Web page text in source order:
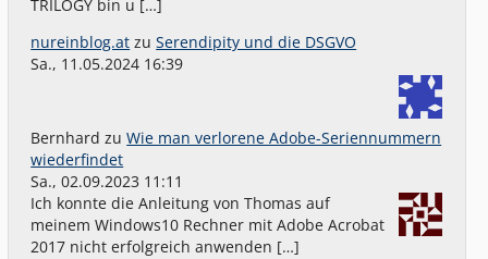
TRILOGY bin u […]
nureinblog.at zuSerendipity und die DSGVO
Sa., 11.05.2024 16:39
Bernhard zuWie man verlorene Adobe-Seriennummern
wiederfindet
Sa., 02.09.2023 11:11
Ich konnte die Anleitung von Thomas auf
meinem Windows10 Rechner mit Adobe Acrobat
2017 nicht erfolgreich anwenden […]